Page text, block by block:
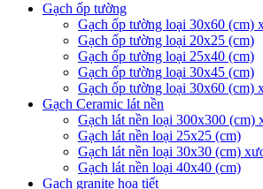
Gạch ốp tường
Gạch ốp tường loại 30x60 (cm)
Gạch ốp tường loại 20x25 (cm)
Gạch ốp tường loại 25x40 (cm)
Gạch ốp tường loại 30x45 (cm)
Gạch ốp tường loại 30x60 (cm)
Gạch Ceramic lát nền
Gạch lát nền loại 300x300 (cm)
Gạch lát nền loại 25x25 (cm)
Gạch lát nền loại 30x30 (cm)
Gạch lát nền loại 40x40 (cm)
Gạch granite họa tiết